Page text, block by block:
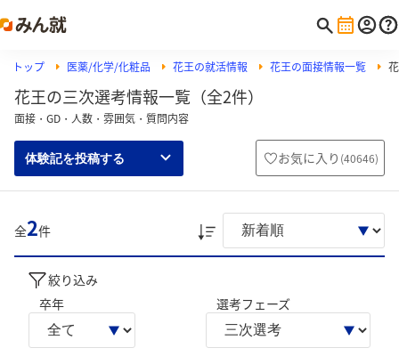
トップ 医薬/化学/化粧品 花王の就活情報 花王の面接情報一覧
花王の三次選考情報一覧（全2件）
面接・GD・人数・雰囲気・質問内容
体験記を投稿する お気に入り (40646)
全2件
絞り込み
卒年
選考フェーズ